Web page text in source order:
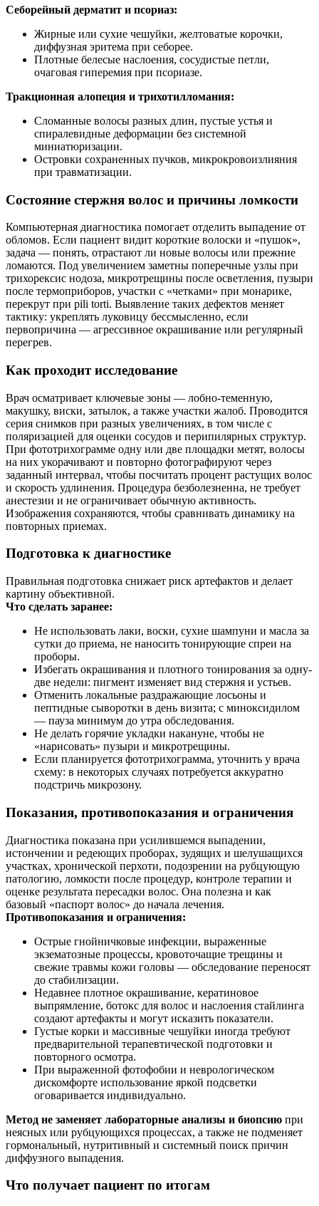
Себорейный дерматит и псориаз:
Жирные или сухие чешуйки, желтоватые корочки,
диффузная эритема при себорее.
Плотные белесые наслоения, сосудистые петли,
очаговая гиперемия при псориазе.
Тракционная алопеция и трихотилломания:
Сломанные волосы разных длин, пустые устья и
спиралевидные деформации без системной
миниатюризации.
Островки сохраненных пучков, микрокровоизлияния
при травматизации.
Состояние стержня волос и причины ломкости
Компьютерная диагностика помогает отделить выпадение от
обломов. Если пациент видит короткие волоски и «пушок»,
задача — понять, отрастают ли новые волосы или прежние
ломаются. Под увеличением заметны поперечные узлы при
трихорексис нодоза, микротрещины после осветления, пузыри
после термоприборов, участки с «четками» при монарике,
перекрут при pili torti. Выявление таких дефектов меняет
тактику: укреплять луковицу бессмысленно, если
первопричина — агрессивное окрашивание или регулярный
перегрев.
Как проходит исследование
Врач осматривает ключевые зоны — лобно-теменную,
макушку, виски, затылок, а также участки жалоб. Проводится
серия снимков при разных увеличениях, в том числе с
поляризацией для оценки сосудов и перипилярных структур.
При фототрихограмме одну или две площадки метят, волосы
на них укорачивают и повторно фотографируют через
заданный интервал, чтобы посчитать процент растущих волос
и скорость удлинения. Процедура безболезненна, не требует
анестезии и не ограничивает обычную активность.
Изображения сохраняются, чтобы сравнивать динамику на
повторных приемах.
Подготовка к диагностике
Правильная подготовка снижает риск артефактов и делает
картину объективной.
Что сделать заранее:
Не использовать лаки, воски, сухие шампуни и масла за
сутки до приема, не наносить тонирующие спреи на
проборы.
Избегать окрашивания и плотного тонирования за одну-
две недели: пигмент изменяет вид стержня и устьев.
Отменить локальные раздражающие лосьоны и
пептидные сыворотки в день визита; с миноксидилом
— пауза минимум до утра обследования.
Не делать горячие укладки накануне, чтобы не
«нарисовать» пузыри и микротрещины.
Если планируется фототрихограмма, уточнить у врача
схему: в некоторых случаях потребуется аккуратно
подстричь микрозону.
Показания, противопоказания и ограничения
Диагностика показана при усилившемся выпадении,
истончении и редеющих проборах, зудящих и шелушащихся
участках, хронической перхоти, подозрении на рубцующую
патологию, ломкости после процедур, контроле терапии и
оценке результата пересадки волос. Она полезна и как
базовый «паспорт волос» до начала лечения.
Противопоказания и ограничения:
Острые гнойничковые инфекции, выраженные
экзематозные процессы, кровоточащие трещины и
свежие травмы кожи головы — обследование переносят
до стабилизации.
Недавнее плотное окрашивание, кератиновое
выпрямление, ботокс для волос и наслоения стайлинга
создают артефакты и могут исказить показатели.
Густые корки и массивные чешуйки иногда требуют
предварительной терапевтической подготовки и
повторного осмотра.
При выраженной фотофобии и неврологическом
дискомфорте использование яркой подсветки
оговаривается индивидуально.
Метод не заменяет лабораторные анализы и биопсию при
неясных или рубцующихся процессах, а также не подменяет
гормональный, нутритивный и системный поиск причин
диффузного выпадения.
Что получает пациент по итогам